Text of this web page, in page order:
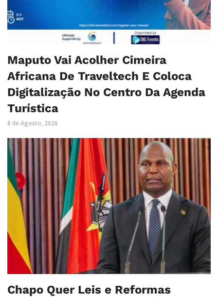
Maputo Vai Acolher Cimeira
Africana De Traveltech E Coloca
Digitalização No Centro Da Agenda
Turística
8 de Agosto, 2026
Chapo Quer Leis e Reformas